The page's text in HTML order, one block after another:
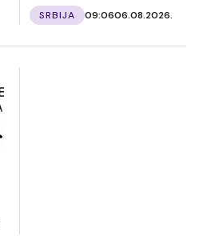
SRBIJA 09:0606.08.2026.